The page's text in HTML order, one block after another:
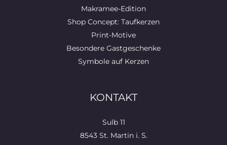
Makramee-Edition
Shop Concept: Taufkerzen
Print-Motive
Besondere Gastgeschenke
Symbole auf Kerzen
KONTAKT
Sulb 11
8543 St. Martin i. S.